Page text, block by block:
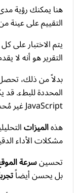
هنا يمكنك رؤية
التقييم على عينة من
يتم الاختبار على
التقرير هو أنه لا
بدلاً من ذلك،
المحددة للبطء.
JavaScript غير مُحسّنة.
هذهالميزات
مشكلات الأداء
تحسينسرعة
بل يحسن أيضاً